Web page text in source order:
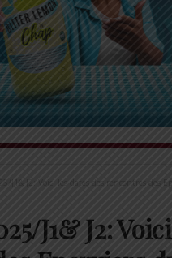
J1& J2: Voici les dates des rencontres des
J1& J2: